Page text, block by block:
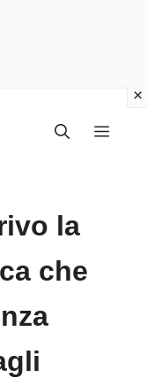
Menu
la
che